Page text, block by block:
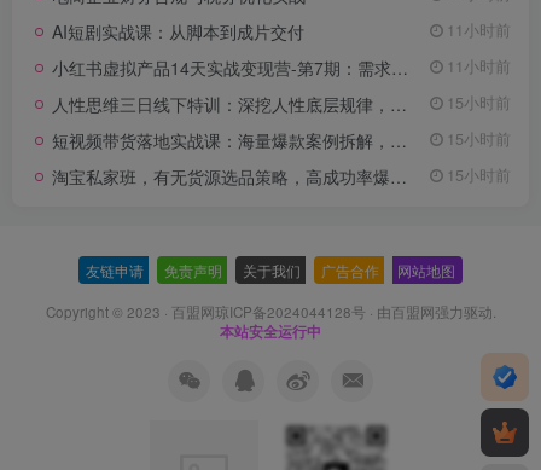
AI短剧实战课：从脚本到成片交付 11小时前
小红书虚拟产品14天实战变现营-第7期：需求挖掘×AI+Skill原创×产品矩阵×内容笔记×一人公司进阶×全链路 11小时前
人性思维三日线下特训：深挖人性底层规律，识人设防、布局变现抓流量风口 15小时前
短视频带货落地实战课：海量爆款案例拆解，掌握拍摄剪辑与带货脚本创作技巧 15小时前
淘宝私家班，有无货源选品策略，高成功率爆款全流程打法，全店动销与淘短+付费引流(更新2026年08月05日) 15小时前
友链申请 免责声明 关于我们 广告合作 网站地图
Copyright © 2023 · 百盟网琼ICP备2024044128号 · 由百盟网强力驱动.
本站安全运行中